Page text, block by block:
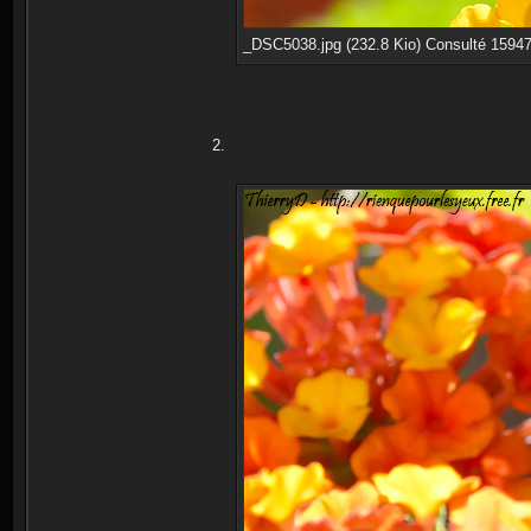
_DSC5038.jpg (232.8 Kio) Consulté
2.